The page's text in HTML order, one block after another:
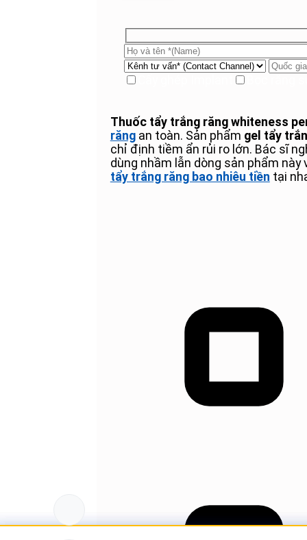
Thuốc tẩy trắng răng whiteness
răngan toàn. Sản phẩm gel tẩy
chỉ định tiềm ẩn rủi ro lớn. Bác sĩ
dùng nhầm lẫn dòng sản phẩm này
tẩy trắng răng bao nhiêu tiền tại